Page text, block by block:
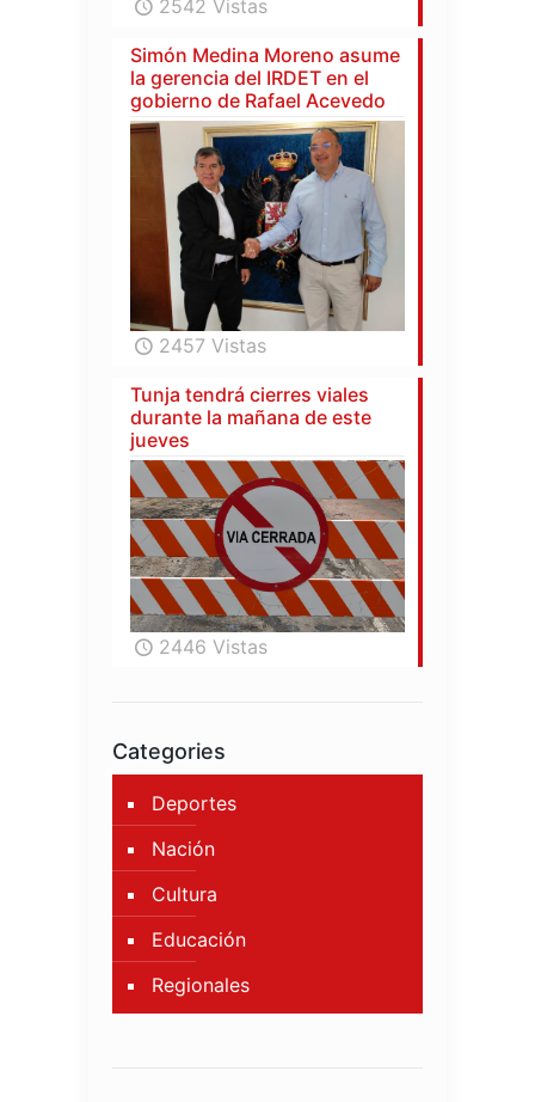
2542 Vistas
Simón Medina Moreno asume
la gerencia del IRDET en el
gobierno de Rafael Acevedo
2457 Vistas
Tunja tendrá cierres viales
durante la mañana de este
jueves
2446 Vistas
Categories
Deportes
Nación
Cultura
Educación
Regionales